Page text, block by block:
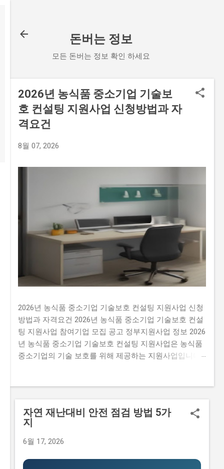
돈버는 정보
모든 돈버는 정보 확인 하세요
2026년 농식품 중소기업 기술보
호 컨설팅 지원사업 신청방법과 자
격요건
8월 07, 2026
2026년 농식품 중소기업 기술보호 컨설팅 지원사업 신청
방법과 자격요건 2026년 농식품 중소기업 기술보호 컨설
팅 지원사업 참여기업 모집 공고 정부지원사업 정보 2026
년 농식품 중소기업 기술보호 컨설팅 지원사업은 농식품
중소기업의 기술 보호를 위해 제공하는 지원사업입니다.
한 비용을 지원받을 수 있는 기회입니다. 많은 사람이 이
지원사업에 신청하지 않는 이유는 신청 과정이 복잡하고
시간이 걸리기 때문입니다. 또한, 자격 요건이 까다로워서
는 자격 요건을 잘 이해하지 못해서 입니다. 하지만, 이 글
자연 재난대비 안전 점검 방법 5가
지
6월 17, 2026